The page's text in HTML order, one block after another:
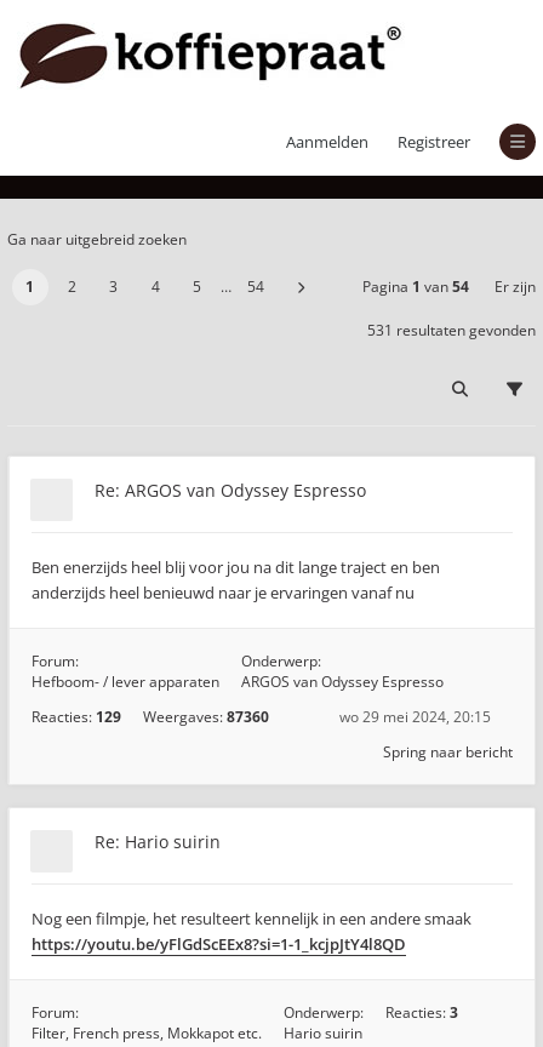
Aanmelden Registreer
Er zijn 531 resultaten gevonden
Ga naar uitgebreid zoeken
1 2 3 4 5 … 54 Pagina 1 van54 Er zijn
531 resultaten gevonden
Re: ARGOS van Odyssey Espresso
Ben enerzijds heel blij voor jou na dit lange traject en ben
anderzijds heel benieuwd naar je ervaringen vanaf nu
Forum:
Hefboom- / lever apparaten
Onderwerp:
ARGOS van Odyssey Espresso
Reacties: 129 Weergaves:87360
wo 29 mei 2024, 20:15
Spring naar bericht
Re: Hario suirin
Nog een filmpje, het resulteert kennelijk in een andere smaak
https://youtu.be/yFlGdScEEx8?si=1-1_kcjpJtY4l8QD
Forum:
Filter, French press, Mokkapot etc.
Onderwerp:
Hario suirin
Reacties:3